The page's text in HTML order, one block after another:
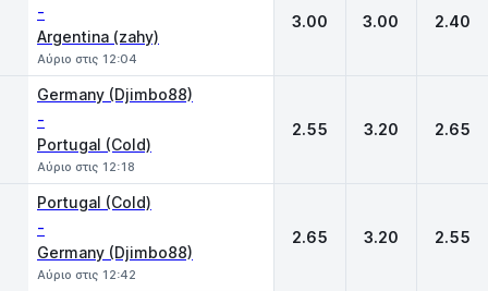
-
Argentina (zahy)
Αύριο στις 12:04
3.00 3.00 2.40
Germany (Djimbo88)
-
Portugal (Cold)
Αύριο στις 12:18
2.55 3.20 2.65
Portugal (Cold)
-
Germany (Djimbo88)
Αύριο στις 12:42
2.65 3.20 2.55